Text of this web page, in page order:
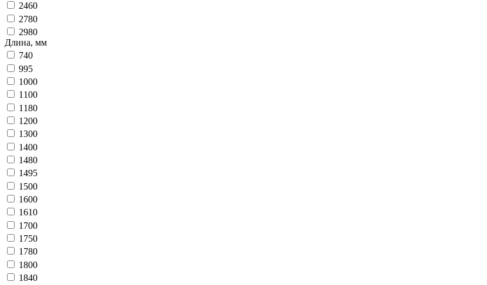
2460
2780
2980
Длина, мм
740
995
1000
1100
1180
1200
1300
1400
1480
1495
1500
1600
1610
1700
1750
1780
1800
1840